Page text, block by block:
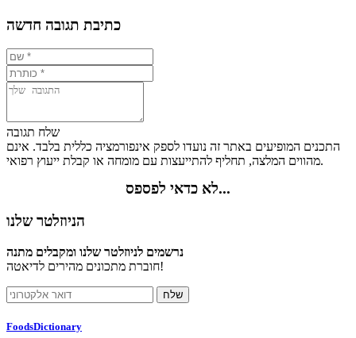
כתיבת תגובה חדשה
שלח תגובה
התכנים המופיעים באתר זה נועדו לספק אינפורמציה כללית בלבד. אינם
מהווים המלצה, תחליף להתייעצות עם מומחה או קבלת ייעוץ רפואי.
לא כדאי לפספס...
הניוזלטר שלנו
נרשמים לניוזלטר שלנו ומקבלים מתנה
חוברת מתכונים מהירים לדיאטה!
FoodsDictionary